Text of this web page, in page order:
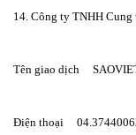
14. Công ty TNHH
Tên giao dịch
Điện thoại